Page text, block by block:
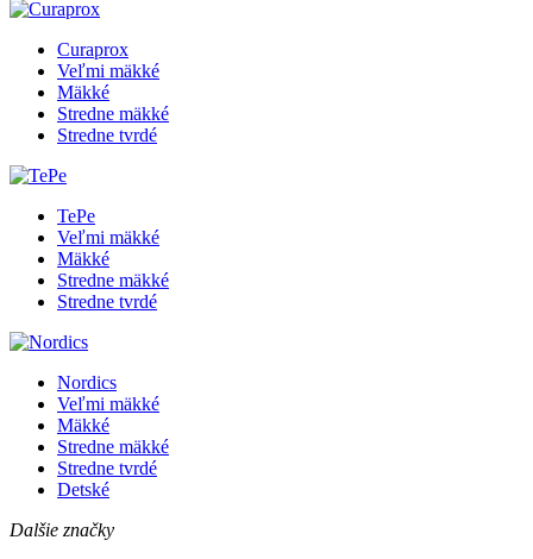
Curaprox
Veľmi mäkké
Mäkké
Stredne mäkké
Stredne tvrdé
TePe
Veľmi mäkké
Mäkké
Stredne mäkké
Stredne tvrdé
Nordics
Veľmi mäkké
Mäkké
Stredne mäkké
Stredne tvrdé
Detské
Dalšie značky